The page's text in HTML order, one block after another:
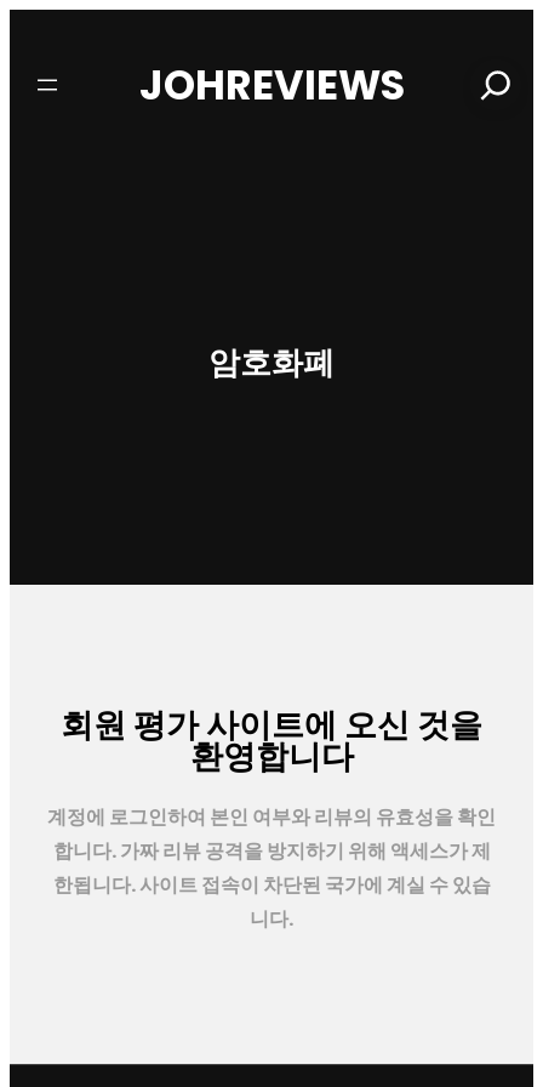
JOHREVIEWS Search
암호화폐
회원 평가 사이트에 오신 것을
환영합니다
계정에 로그인하여 본인 여부와 리뷰의 유효성을 확인
합니다. 가짜 리뷰 공격을 방지하기 위해 액세스가 제
한됩니다. 사이트 접속이 차단된 국가에 계실 수 있습
니다.